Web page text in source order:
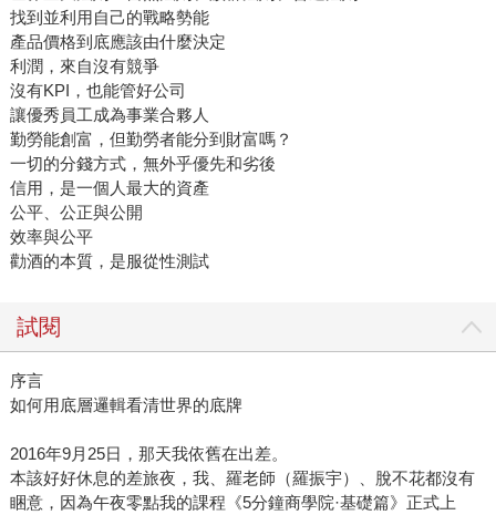
找到並利用自己的戰略勢能
產品價格到底應該由什麼決定
利潤，來自沒有競爭
沒有KPI，也能管好公司
讓優秀員工成為事業合夥人
勤勞能創富，但勤勞者能分到財富嗎？
一切的分錢方式，無外乎優先和劣後
信用，是一個人最大的資產
公平、公正與公開
效率與公平
勸酒的本質，是服從性測試
試閱
序言
如何用底層邏輯看清世界的底牌
2016年9月25日，那天我依舊在出差。
本該好好休息的差旅夜，我、羅老師（羅振宇）、脫不花都沒有
睏意，因為午夜零點我的課程《5分鐘商學院·基礎篇》正式上